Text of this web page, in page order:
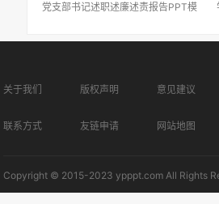
党支部书记述职述廉述责报告PPT模
关于我们 版权声明 意见建议
联系方式 友链申请 网站地图
Copyright © 2015-2023 ypppt.com All Rights